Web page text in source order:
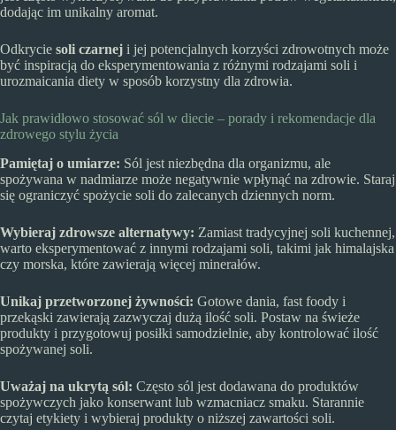
dodając im unikalny aromat.
Odkrycie soli czarnej i jej potencjalnych korzyści zdrowotnych może
być inspiracją do eksperymentowania z różnymi rodzajami soli i
urozmaicania diety w sposób korzystny dla zdrowia.
Jak prawidłowo stosować sól w diecie – porady i rekomendacje dla
zdrowego stylu życia
Pamiętaj o umiarze: Sól jest niezbędna dla organizmu, ale
spożywana w nadmiarze może negatywnie wpłynąć na zdrowie. Staraj
się ograniczyć spożycie soli do zalecanych dziennych norm.
Wybieraj zdrowsze alternatywy: Zamiast tradycyjnej soli kuchennej,
warto eksperymentować z innymi rodzajami soli, takimi jak himalajska
czy morska, które zawierają więcej minerałów.
Unikaj przetworzonej żywności: Gotowe dania, fast foody i
przekąski zawierają zazwyczaj dużą ilość soli. Postaw na świeże
produkty i przygotowuj posiłki samodzielnie, aby kontrolować ilość
spożywanej soli.
Uważaj na ukrytą sól: Często sól jest dodawana do produktów
spożywczych jako konserwant lub wzmacniacz smaku. Starannie
czytaj etykiety i wybieraj produkty o niższej zawartości soli.